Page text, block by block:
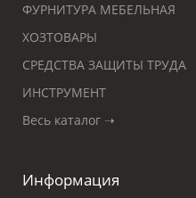
ФУРНИТУРА МЕБЕЛЬНАЯ
ХОЗТОВАРЫ
СРЕДСТВА ЗАЩИТЫ ТРУДА
ИНСТРУМЕНТ
Весь каталог ➝
Информация